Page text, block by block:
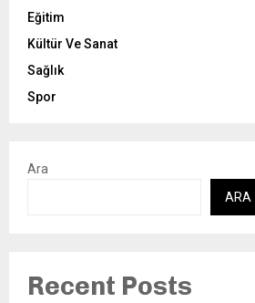
Eğitim
Kültür Ve Sanat
Sağlık
Spor
Ara
ARA
Recent Posts